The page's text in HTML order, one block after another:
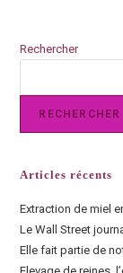
Rechercher
RECHERCHER
Articles récents
Extraction de miel
Le Wall Street
Elle fait partie de